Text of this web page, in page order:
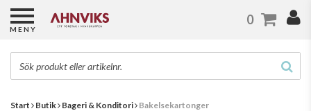
Start Butik Bageri & Konditori Bakelsekartonger
MENY
0